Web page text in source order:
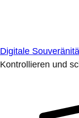
Digitale
Kontrollieren und